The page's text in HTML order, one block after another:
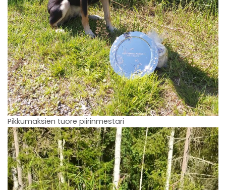
Pikkumaksien tuore piirinmestari